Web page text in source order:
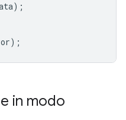
);
);
in modo